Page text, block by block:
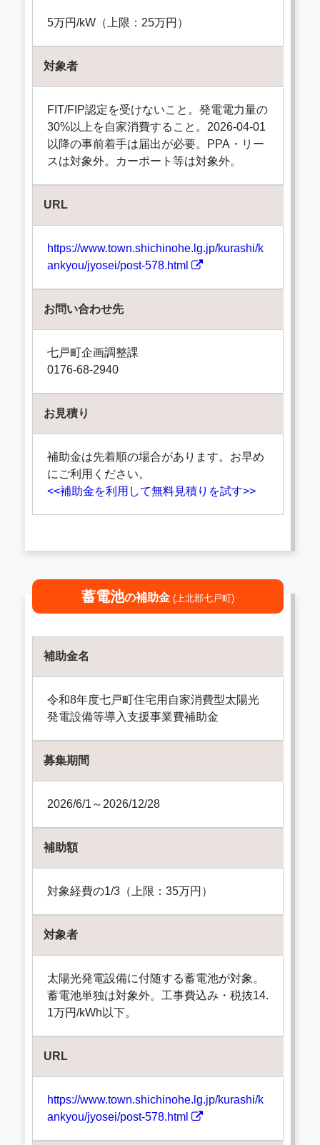
5万円/kW（上限：25万円）
対象者
FIT/FIP認定を受けないこと。発電電力量の
30%以上を自家消費すること。2026-04-01
以降の事前着手は届出が必要。PPA・リー
スは対象外。カーポート等は対象外。
URL
https://www.town.shichinohe.lg.jp/kurashi/k
ankyou/jyosei/post-578.html
お問い合わせ先
七戸町企画調整課
0176-68-2940
お見積り
補助金は先着順の場合があります。お早め
にご利用ください。
<<補助金を利用して無料見積りを試す>>
蓄電池の補助金 (上北郡七戸町)
補助金名
令和8年度七戸町住宅用自家消費型太陽光
発電設備等導入支援事業費補助金
募集期間
2026/6/1～2026/12/28
補助額
対象経費の1/3（上限：35万円）
対象者
太陽光発電設備に付随する蓄電池が対象。
蓄電池単独は対象外。工事費込み・税抜14.
1万円/kWh以下。
URL
https://www.town.shichinohe.lg.jp/kurashi/k
ankyou/jyosei/post-578.html